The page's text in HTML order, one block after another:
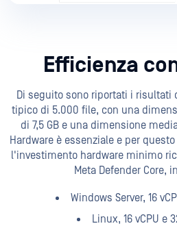
Efficienza
Di seguito sono riportati i risultati
tipico di 5.000 file, con una
di 7,5 GB e una dimensione
Hardware è essenziale e per
l'investimento hardware minimo
Meta Defender Core,
Windows Server, 16
Linux, 16 vCPU e